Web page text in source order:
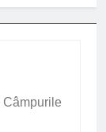
Câmpurile